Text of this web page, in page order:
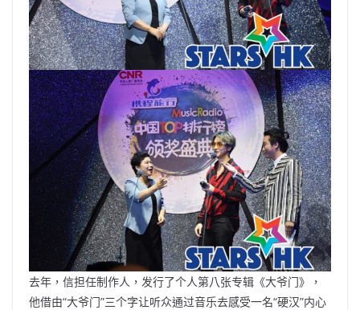
去年，信担任制作人，发行了个人第八张专辑《大爷门》，
他借由“大爷门”三个字让听众通过音乐去感受一名“硬汉”内心